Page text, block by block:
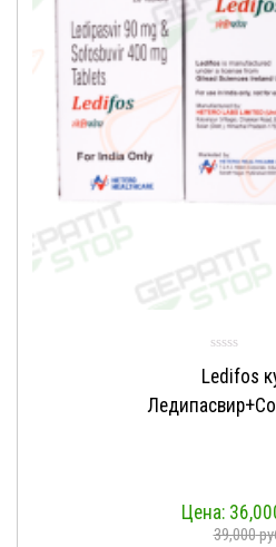
Ledifos
39,000